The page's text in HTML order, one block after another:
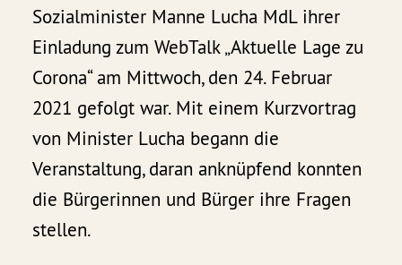
Sozialminister Manne Lucha MdL ihrer
Einladung zum WebTalk „Aktuelle Lage zu
Corona“ am Mittwoch, den 24. Februar
2021 gefolgt war. Mit einem Kurzvortrag
von Minister Lucha begann die
Veranstaltung, daran anknüpfend konnten
die Bürgerinnen und Bürger ihre Fragen
stellen.